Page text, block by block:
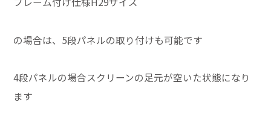
の場合は、5段パネルの取り付けも可能です
4段パネルの場合スクリーンの足元が空いた状態になり
ます